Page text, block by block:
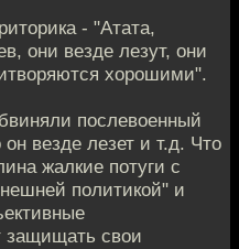
- "Атата,
они везде лезут, они
хорошими".
послевоенный
везде лезет и т.д. Что
жалкие потуги с
политикой" и
защищать свои